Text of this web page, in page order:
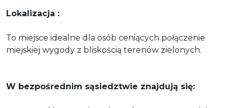
Lokalizacja :
To miejsce idealne dla osób ceniących połączenie
miejskiej wygody z bliskością terenów zielonych.
W bezpośrednim sąsiedztwie znajdują się: